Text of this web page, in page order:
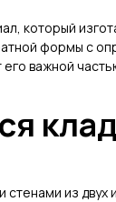
который
формы с
его важной
стенами из двух